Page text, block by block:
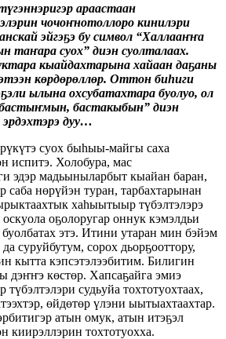
араастаан
чочоҥнотоллоро кинилэри
эйгэҕэ бу символ “Халлааҥҥа
таҥара суох” диэн суолталаах.
кыайдахтарына хайаан даҕаны
көрдөрөллөр. Оттон биһиги
ылына охсубатахтара буолуо, ол
бастакыбын” диэн
эрдэхтэрэ дуу…
суох быһыы-майгы саха
испитэ. Холобура, мас
эдэр мадьыныларбыт кыайан баран,
саба нөрүйэн туран, тарбахтарынан
хаһыытыыр түбэлтэлэрэ
оҕолоругар оннук кэмэлдьи
буолбатах этэ. Итини утаран мин бэйэм
суруйбутум, сорох дьорҕооттору,
кытта кэпсэтэлээбитим. Билигин
көстөр. Хапсаҕайга эмиэ
судьуйа тохтотуохтаах,
өйдөтөр үлэни ыытыахтаахтар.
атын омук, атын итэҕэл
киирэллэрин тохтотуохха.